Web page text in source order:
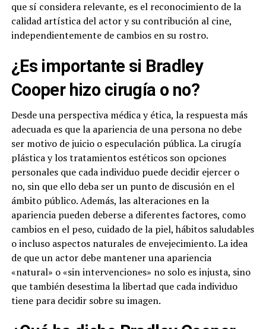
que sí considera relevante, es el reconocimiento de la
calidad artística del actor y su contribución al cine,
independientemente de cambios en su rostro.
¿Es importante si Bradley
Cooper hizo cirugía o no?
Desde una perspectiva médica y ética, la respuesta más
adecuada es que la apariencia de una persona no debe
ser motivo de juicio o especulación pública. La cirugía
plástica y los tratamientos estéticos son opciones
personales que cada individuo puede decidir ejercer o
no, sin que ello deba ser un punto de discusión en el
ámbito público. Además, las alteraciones en la
apariencia pueden deberse a diferentes factores, como
cambios en el peso, cuidado de la piel, hábitos saludables
o incluso aspectos naturales de envejecimiento. La idea
de que un actor debe mantener una apariencia
«natural» o «sin intervenciones» no solo es injusta, sino
que también desestima la libertad que cada individuo
tiene para decidir sobre su imagen.